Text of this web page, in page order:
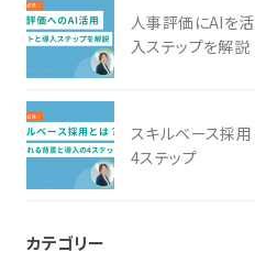
人事評価にAIを活
入ステップを解説
スキルベース採
4ステップ
カテゴリー